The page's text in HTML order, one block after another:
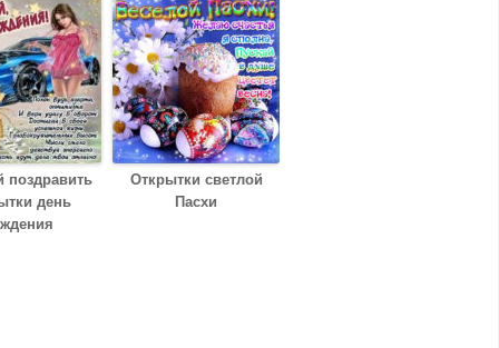
поздравить
день
Открытки светлой
Пасхи